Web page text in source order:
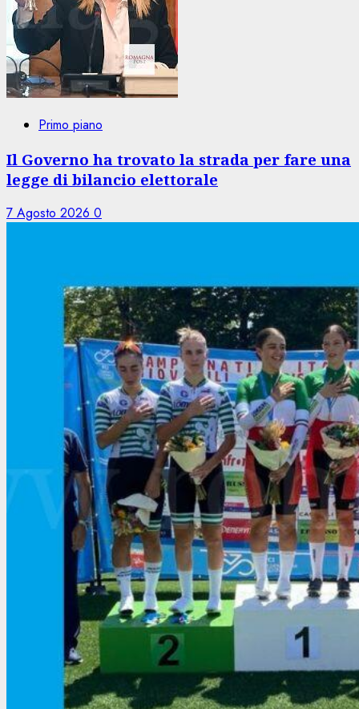
Primo piano
Il Governo ha trovato la strada per fare una
legge di bilancio elettorale
7 Agosto 2026 0